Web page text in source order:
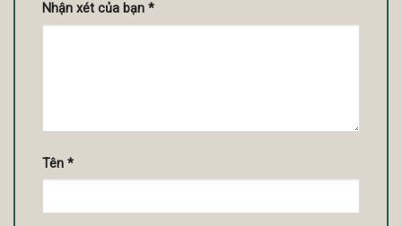
Nhận xét của bạn *
Tên *